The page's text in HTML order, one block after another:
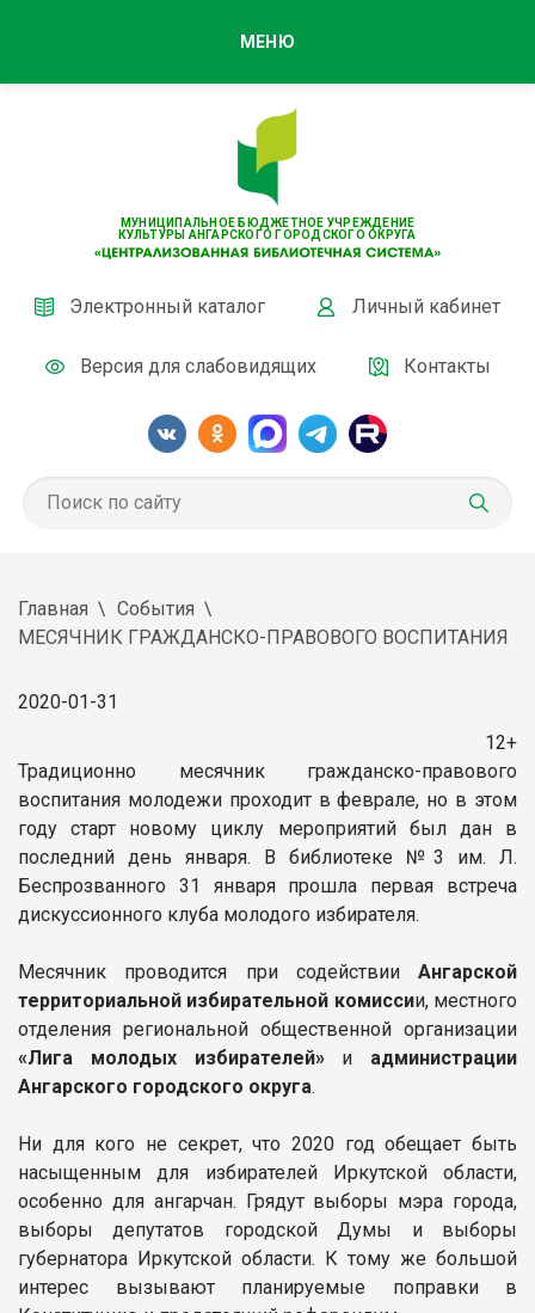
МУНИЦИПАЛЬНОЕ БЮДЖЕТНОЕ УЧРЕЖДЕНИЕ
КУЛЬТУРЫ АНГАРСКОГО ГОРОДСКОГО ОКРУГА
Электронный каталог Личный кабинет
Версия для слабовидящих Контакты
МЕНЮ
Главная
События
МЕСЯЧНИК ГРАЖДАНСКО-ПРАВОВОГО ВОСПИТАНИЯ
2020-01-31
12+
Традиционно месячник гражданско-правового
воспитания молодежи проходит в феврале, но в этом
году старт новому циклу мероприятий был дан в
последний день января. В библиотеке №3 им. Л.
Беспрозванного 31 января прошла первая встреча
дискуссионного клуба молодого избирателя.
Месячник проводится при содействии Ангарской
территориальной избирательной комиссии, местного
отделения региональной общественной организации
«Лига молодых избирателей»и администрации
Ангарского городского округа.
Ни для кого не секрет, что 2020 год обещает быть
насыщенным для избирателей Иркутской области,
особенно для ангарчан. Грядут выборы мэра города,
выборы депутатов городской Думы и выборы
губернатора Иркутской области. К тому же большой
интерес вызывают планируемые поправки в